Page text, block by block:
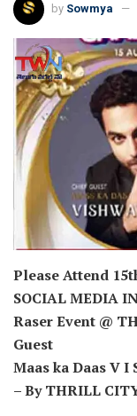
by Sowmya
Please Attend
SOCIAL MEDIA
Raser Event @
Guest
Maas ka Daas V I
– By THRILL